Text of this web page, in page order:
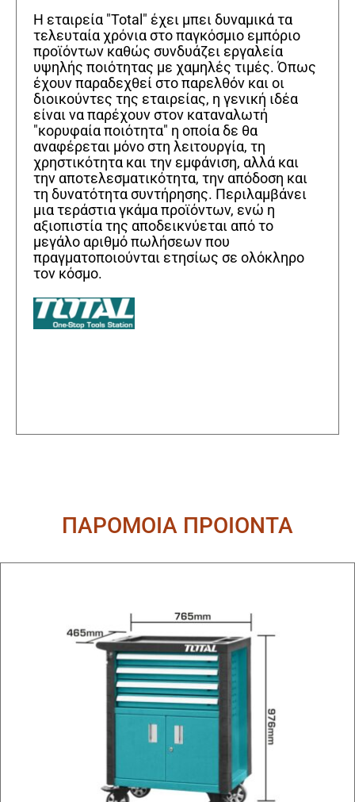
Η εταιρεία "Total" έχει μπει δυναμικά τα
τελευταία χρόνια στο παγκόσμιο εμπόριο
προϊόντων καθώς συνδυάζει εργαλεία
υψηλής ποιότητας με χαμηλές τιμές. Όπως
έχουν παραδεχθεί στο παρελθόν και οι
διοικούντες της εταιρείας, η γενική ιδέα
είναι να παρέχουν στον καταναλωτή
"κορυφαία ποιότητα" η οποία δε θα
αναφέρεται μόνο στη λειτουργία, τη
χρηστικότητα και την εμφάνιση, αλλά και
την αποτελεσματικότητα, την απόδοση και
τη δυνατότητα συντήρησης. Περιλαμβάνει
μια τεράστια γκάμα προϊόντων, ενώ η
αξιοπιστία της αποδεικνύεται από το
μεγάλο αριθμό πωλήσεων που
πραγματοποιούνται ετησίως σε ολόκληρο
τον κόσμο.
ΠΑΡΟΜΟΙΑ ΠΡΟΙΟΝΤΑ